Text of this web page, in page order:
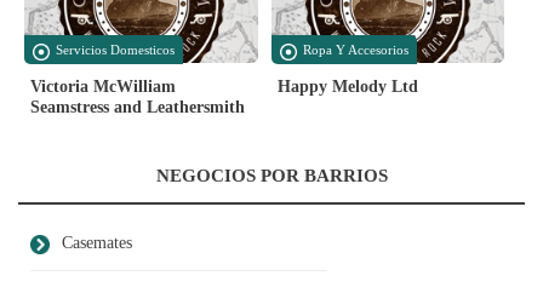
Servicios Domesticos
Victoria McWilliam
Seamstress and Leathersmith
Ropa Y Accesorios
Happy Melody Ltd
NEGOCIOS POR BARRIOS
Casemates